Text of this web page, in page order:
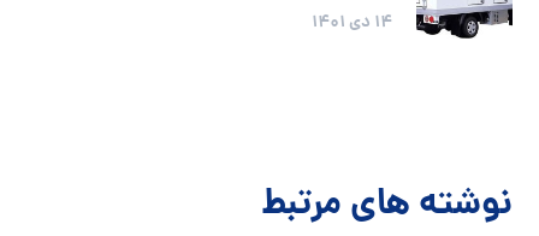
14 دی 1401
نوشته های مرتبط